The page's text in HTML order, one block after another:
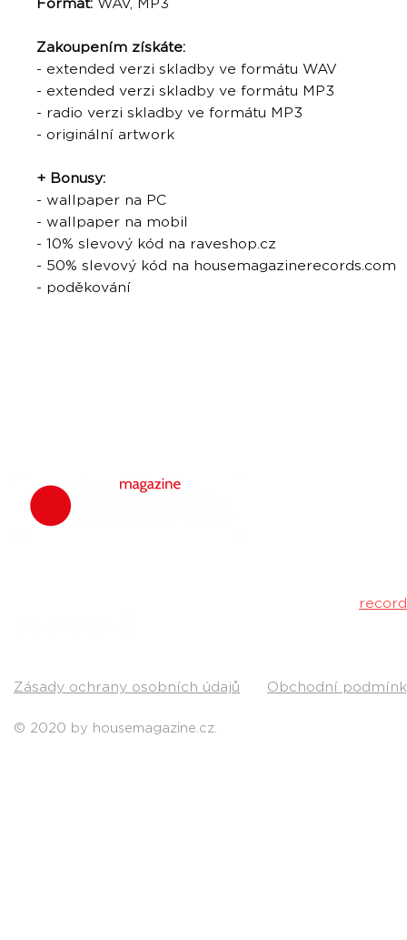
Formát: WAV, MP3
Zakoupením získáte:
- extended verzi skladby ve formátu WAV
- extended verzi skladby ve formátu MP3
- radio verzi skladby ve formátu MP3
- originální artwork
+ Bonusy:
- wallpaper na PC
- wallpaper na mobil
- 10% slevový kód na raveshop.cz
- 50% slevový kód na housemagazinerecords.com
- poděkování
Zásady ochrany osobních údajů
© 2020 by housemagazine.cz.
Obchodní